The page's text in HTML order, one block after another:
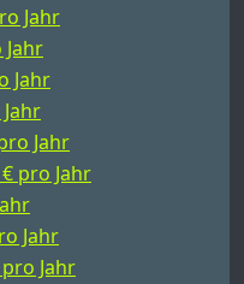
Jahr
Jahr
Jahr
pro Jahr
Jahr
Jahr